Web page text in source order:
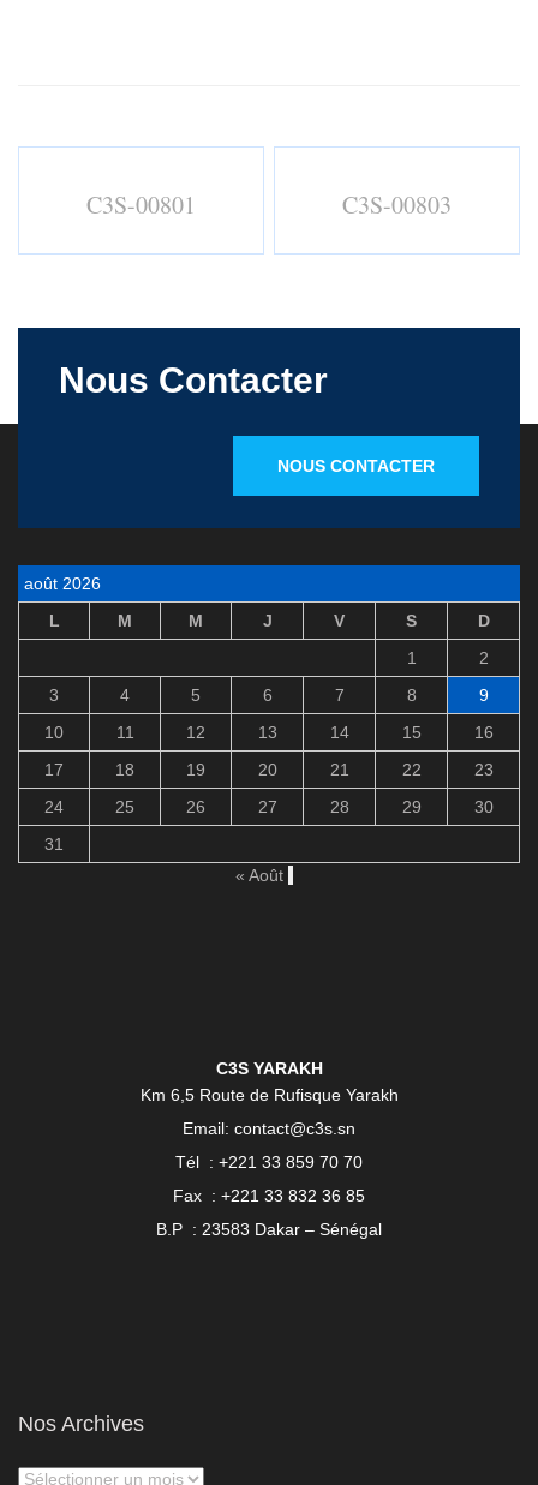
C3S-00801 C3S-00803
Nous Contacter
NOUS CONTACTER
août 2026
L
M M J V S
D
1
2
3
4 5 6 7 8
9
10
11 12 13 14 15
16
17
18 19 20 21 22
23
24
25 26 27 28 29
30
31
« Août
C3S YARAKH
Km 6,5 Route de Rufisque Yarakh
Email: contact@c3s.sn
Tél : +221 33 859 70 70
Fax : +221 33 832 36 85
B.P : 23583 Dakar – Sénégal
Nos Archives